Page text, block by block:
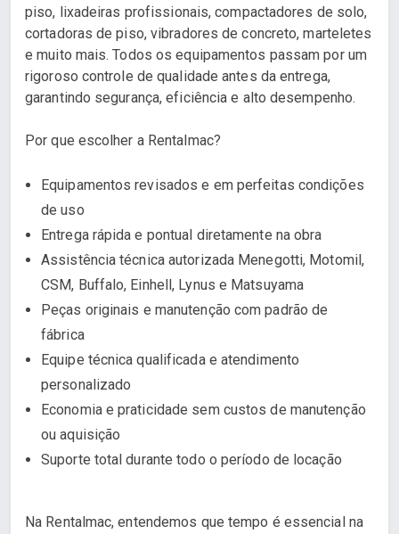
piso, lixadeiras profissionais, compactadores de solo,
cortadoras de piso, vibradores de concreto, marteletes
e muito mais. Todos os equipamentos passam por um
rigoroso controle de qualidade antes da entrega,
garantindo segurança, eficiência e alto desempenho.
Por que escolher a Rentalmac?
Equipamentos revisados e em perfeitas condições
de uso
Entrega rápida e pontual diretamente na obra
Assistência técnica autorizada Menegotti, Motomil,
CSM, Buffalo, Einhell, Lynus e Matsuyama
Peças originais e manutenção com padrão de
fábrica
Equipe técnica qualificada e atendimento
personalizado
Economia e praticidade sem custos de manutenção
ou aquisição
Suporte total durante todo o período de locação
Na Rentalmac, entendemos que tempo é essencial na